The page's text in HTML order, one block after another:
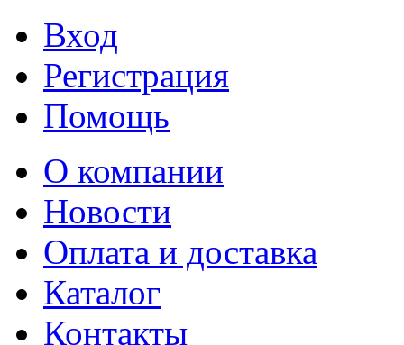
Вход
Регистрация
Помощь
О компании
Новости
Оплата и доставка
Каталог
Контакты